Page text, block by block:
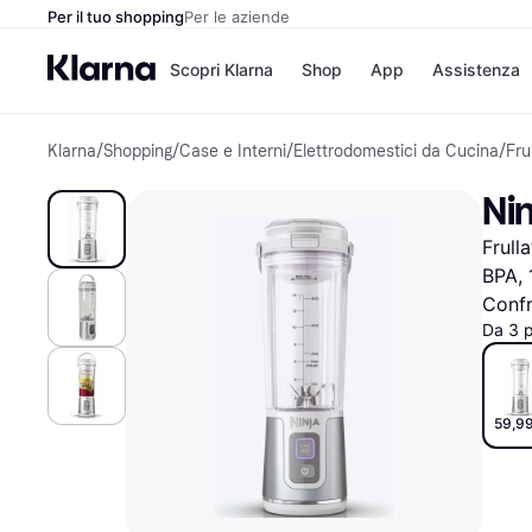
Per il tuo shoppingPer le aziende
Scopri Klarna
Opzioni di
Paga dopo 30 giorni
Finanziamento
Shop
Negozi
Unieuro
Media
eBay
Zalando
Elenco negozi
App Assistenza
Klarna/Shopping/Case e Interni/Elettrodomestici da Cucina/
BPA,
Da 3